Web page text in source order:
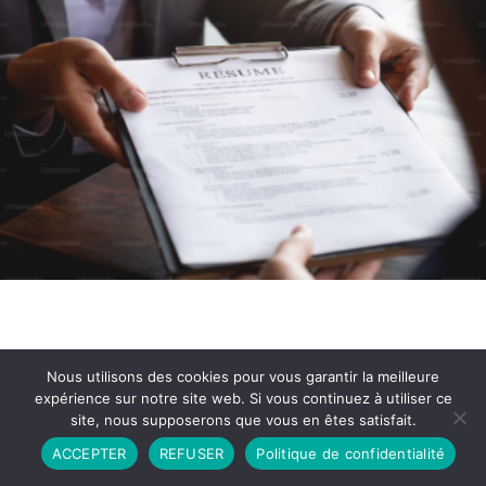
Partenariat Contact
Politique de Confidentialité
CGU
Copyright © 2026 - Propulsé par DIEUDUDIABLE
Nous utilisons des cookies pour vous garantir la meilleure
expérience sur notre site web. Si vous continuez à utiliser ce
site, nous supposerons que vous en êtes satisfait.
ACCEPTER
REFUSER Politique de confidentialité